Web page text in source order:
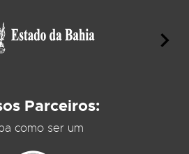
Parceiros:
como ser um